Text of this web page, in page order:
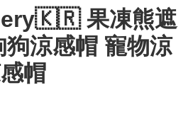
果凍熊遮
狗涼感帽 寵物涼
帽